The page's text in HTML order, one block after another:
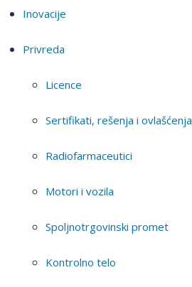
Inovacije
Privreda
Licence
Sertifikati, rešenja i ovlašćenja
Radiofarmaceutici
Motori i vozila
Spoljnotrgovinski promet
Kontrolno telo